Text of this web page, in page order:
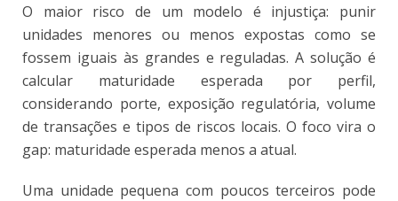
O maior risco de um modelo é injustiça: punir
unidades menores ou menos expostas como se
fossem iguais às grandes e reguladas. A solução é
calcular maturidade esperada por perfil,
considerando porte, exposição regulatória, volume
de transações e tipos de riscos locais. O foco vira o
gap: maturidade esperada menos a atual.
Uma unidade pequena com poucos terceiros pode